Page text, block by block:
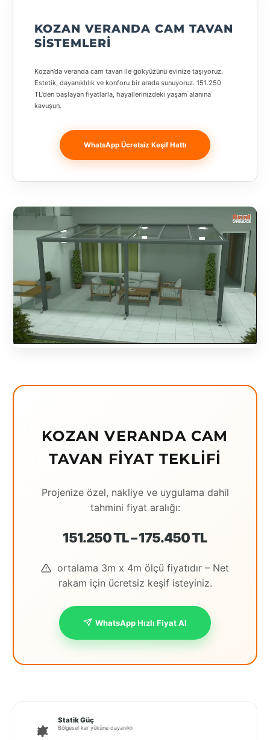
KOZAN VERANDA CAM TAVAN
SISTEMLERI
Kozan’da veranda cam tavan ile gökyüzünü evinize taşıyoruz.
Estetik, dayanıklılık ve konforu bir arada sunuyoruz. 151.250
TL’den başlayan fiyatlarla, hayallerinizdeki yaşam alanına
kavuşun.
WhatsApp Ücretsiz Keşif Hattı
KOZAN VERANDA CAM
TAVAN FIYAT TEKLIFI
Projenize özel, nakliye ve uygulama dahil
tahmini fiyat aralığı:
151.250 TL – 175.450 TL
ortalama 3m x 4m ölçü fiyatıdır – Net
rakam için ücretsiz keşif isteyiniz.
WhatsApp Hızlı Fiyat Al
Statik Güç
Bölgesel kar yüküne dayanıklı
Aydın
Balıkesir
Banja
Luka
Bingöl
Bosnia and
Herzegovina
București
Bulgaristan
Bursa
Çanakkale
Çekya
Diyarbakır
Erzrum
Gaziantep
Houston
İstanbul
Anadolu
İstanbul
Kırklareli